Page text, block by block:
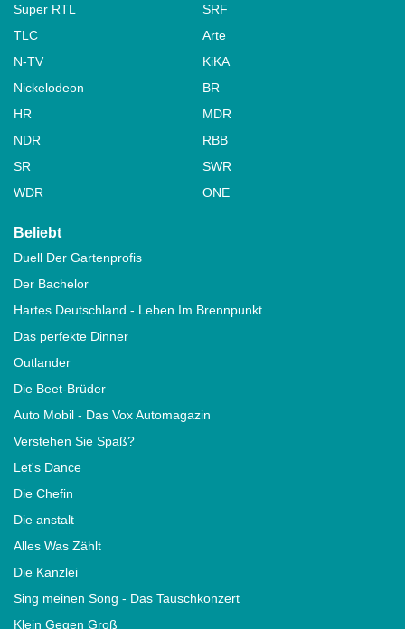
Super RTL
SRF
TLC
Arte
N-TV
KiKA
Nickelodeon
BR
HR
MDR
NDR
RBB
SR
SWR
WDR
ONE
Beliebt
Duell Der Gartenprofis
Der Bachelor
Hartes Deutschland - Leben Im Brennpunkt
Das perfekte Dinner
Outlander
Die Beet-Brüder
Auto Mobil - Das Vox Automagazin
Verstehen Sie Spaß?
Let's Dance
Die Chefin
Die anstalt
Alles Was Zählt
Die Kanzlei
Sing meinen Song - Das Tauschkonzert
Klein Gegen Groß